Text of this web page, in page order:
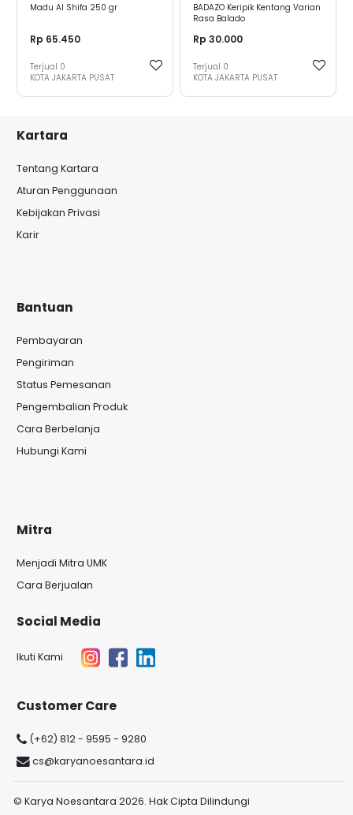
Madu Al Shifa 250 gr
Rp 65.450
Terjual 0
KOTA JAKARTA PUSAT
BADAZO Keripik Kentang Varian
Rasa Balado
Rp 30.000
Terjual 0
KOTA JAKARTA PUSAT
Kartara
Tentang Kartara
Aturan Penggunaan
Kebijakan Privasi
Karir
Bantuan
Pembayaran
Pengiriman
Status Pemesanan
Pengembalian Produk
Cara Berbelanja
Hubungi Kami
Mitra
Menjadi Mitra UMK
Cara Berjualan
Social Media
Ikuti Kami
Customer Care
(+62) 812 - 9595 - 9280
cs@karyanoesantara.id
© Karya Noesantara 2026. Hak Cipta Dilindungi